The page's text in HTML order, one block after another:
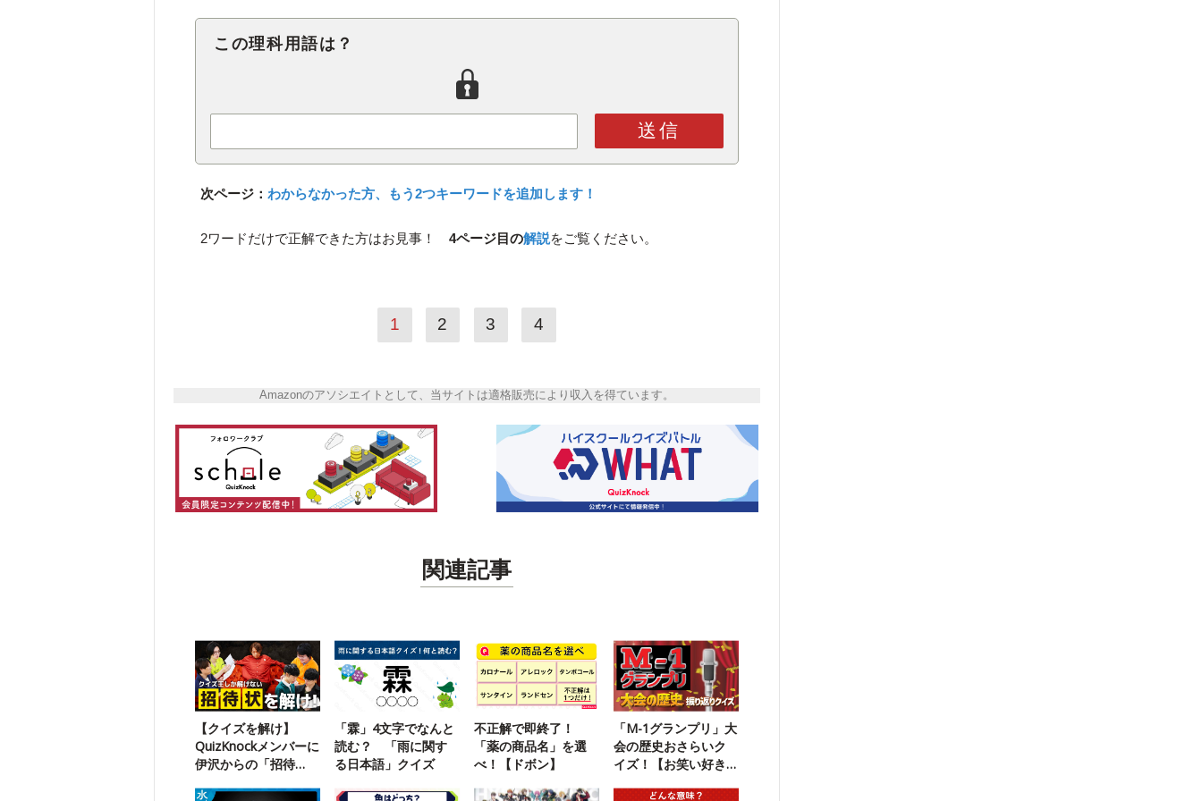
この理科用語は？
送信
次ページ：わからなかった方、もう2つキーワードを追加します！
2ワードだけで正解できた方はお見事！4ページ目の解説をご覧ください。
1 2 3 4
Amazonのアソシエイトとして、当サイトは適格販売により収入を得ています。
関連記事
【クイズを解け】
QuizKnockメンバーに
伊沢からの「招待
「霖」4文字でなんと
読む？ 「雨に関す
る日本語」クイズ
不正解で即終了！
「薬の商品名」を選
べ！【ドボン】
「M-1グランプリ」大
会の歴史おさらいク
イズ！【お笑い好き